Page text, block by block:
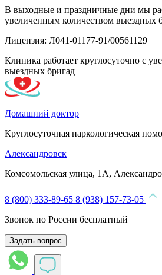
В выходные и праздничные дни мы
увеличенным количеством выездных
Лицензия: Л041-01177-91/00561129
Клиника работает круглосуточно с
выездных бригад
Домашний доктор
Круглосуточная наркологическая
Александровск
Комсомольская улица, 1А,
8 (800) 333-89-65 8 (938) 157-73-05
Звонок по России бесплатный
Задать вопрос